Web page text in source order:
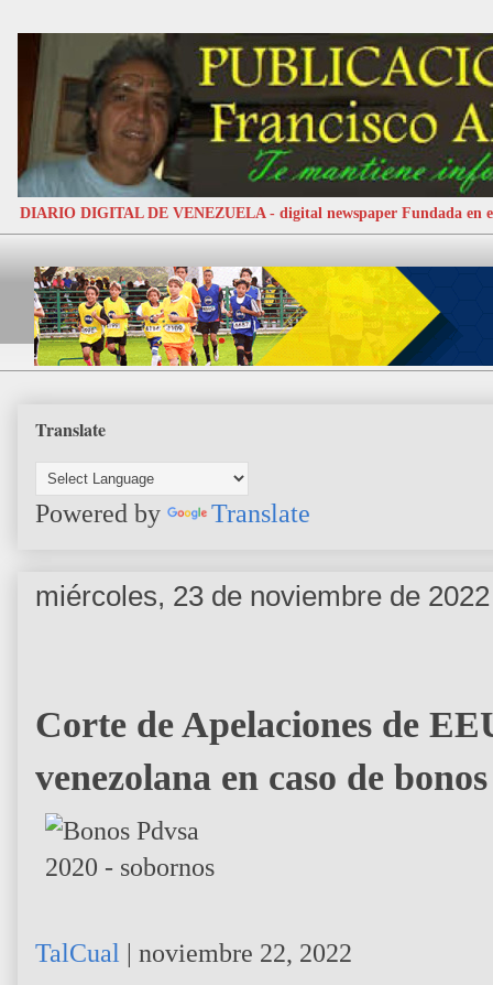
DIARIO DIGITAL DE VENEZUELA - digital newspaper Fundada en
Translate
Powered by Translate
miércoles, 23 de noviembre de 2022
Corte de Apelaciones de
venezolana en caso de
TalCual | noviembre 22, 2022